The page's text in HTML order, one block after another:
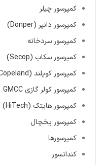
کمپرسور چیلر
کمپرسور دانپر (Donper)
کمپرسور سردخانه
کمپرسور سکاپ (Secop)
کمپرسور کوپلند (Copeland)
کمپرسور کولر گازی GMCC
کمپرسور هایتک (HiTech)
کمپرسور یخچال
کمپرسورها
کندانسور